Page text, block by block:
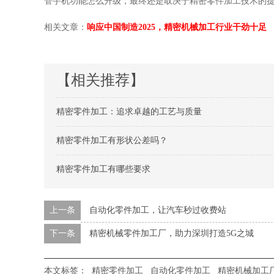
相关文章： 响应中国制造2025，精密机械加工行业干劲十足
【相关推荐】
精密零件加工：追求卓越的工艺与质量
精密零件加工有形状公差吗？
精密零件加工有哪些要求
上一条 自动化零件加工，让汽车秒过收费站
下一条 精密机械零件加工厂，助力深圳打造5G之城
本文标签： 精密零件加工 自动化零件加工 精密机械加工